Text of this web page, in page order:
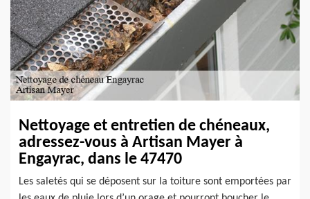
Nettoyage et entretien de chéneaux,
adressez-vous à Artisan Mayer à
Engayrac, dans le 47470
Les saletés qui se déposent sur la toiture sont emportées par